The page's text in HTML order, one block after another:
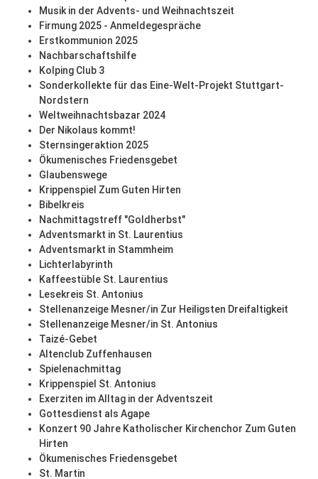
Musik in der Advents- und Weihnachtszeit
Firmung 2025 - Anmeldegespräche
Erstkommunion 2025
Nachbarschaftshilfe
Kolping Club 3
Sonderkollekte für das Eine-Welt-Projekt Stuttgart-
Nordstern
Weltweihnachtsbazar 2024
Der Nikolaus kommt!
Sternsingeraktion 2025
Ökumenisches Friedensgebet
Glaubenswege
Krippenspiel Zum Guten Hirten
Bibelkreis
Nachmittagstreff "Goldherbst"
Adventsmarkt in St. Laurentius
Adventsmarkt in Stammheim
Lichterlabyrinth
Kaffeestüble St. Laurentius
Lesekreis St. Antonius
Stellenanzeige Mesner/in Zur Heiligsten Dreifaltigkeit
Stellenanzeige Mesner/in St. Antonius
Taizé-Gebet
Altenclub Zuffenhausen
Spielenachmittag
Krippenspiel St. Antonius
Exerziten im Alltag in der Adventszeit
Gottesdienst als Agape
Konzert 90 Jahre Katholischer Kirchenchor Zum Guten
Hirten
Ökumenisches Friedensgebet
St. Martin